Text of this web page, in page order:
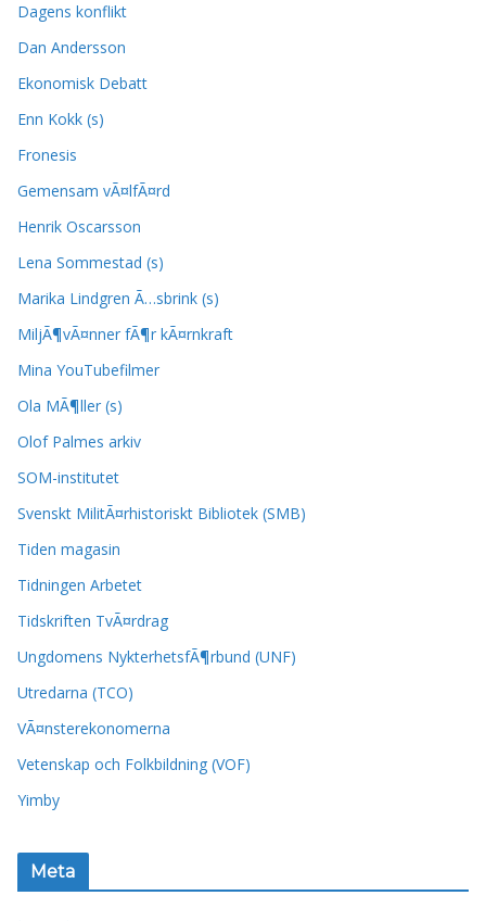
Dagens konflikt
Dan Andersson
Ekonomisk Debatt
Enn Kokk (s)
Fronesis
Gemensam vÃ¤lfÃ¤rd
Henrik Oscarsson
Lena Sommestad (s)
Marika Lindgren Ã…sbrink (s)
MiljÃ¶vÃ¤nner fÃ¶r kÃ¤rnkraft
Mina YouTubefilmer
Ola MÃ¶ller (s)
Olof Palmes arkiv
SOM-institutet
Svenskt MilitÃ¤rhistoriskt Bibliotek (SMB)
Tiden magasin
Tidningen Arbetet
Tidskriften TvÃ¤rdrag
Ungdomens NykterhetsfÃ¶rbund (UNF)
Utredarna (TCO)
VÃ¤nsterekonomerna
Vetenskap och Folkbildning (VOF)
Yimby
Meta